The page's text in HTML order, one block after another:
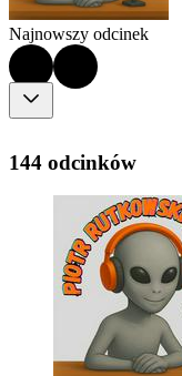
Najnowszy odcinek
144 odcinków